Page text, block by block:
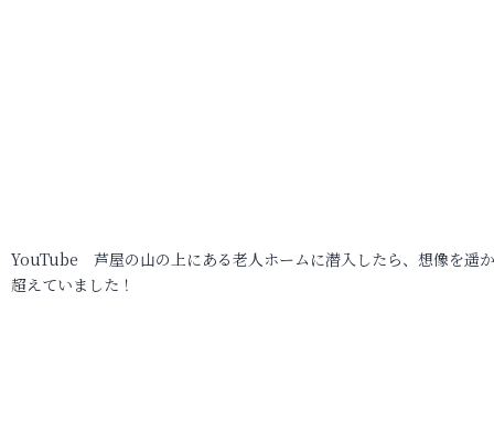
YouTube 芦屋の山の上にある老人ホームに潜入したら、想像を遥
超えていました！